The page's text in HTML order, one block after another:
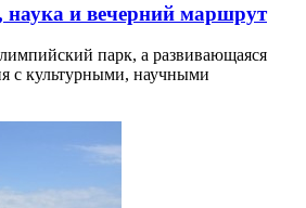
наука и вечерний маршрут
парк, а развивающаяся
с культурными, научными